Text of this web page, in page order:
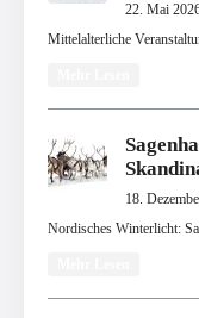
22. Mai
Mittelalterliche
18.
Nordisches Winterlicht: